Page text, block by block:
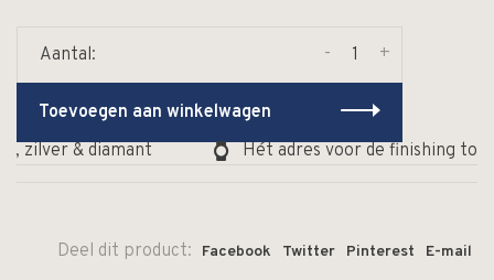
Aantal: +
-
Toevoegen aan winkelwagen
zilver & diamant
Hét adres voor de finishing
Deel dit product: Facebook Twitter Pinterest E-mail